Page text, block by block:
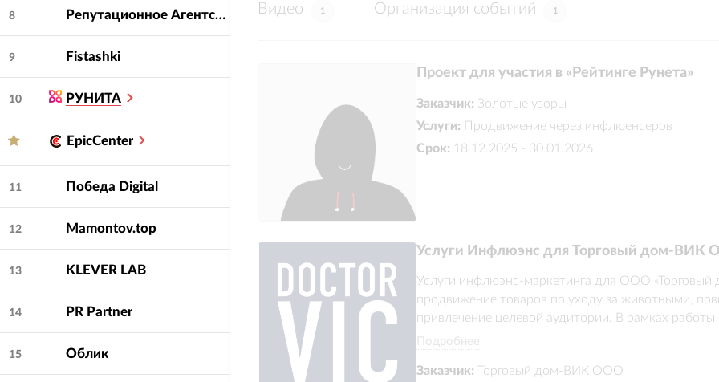
8 Репутационное Агентство Первых
9 Fistashki
10 РУНИТА
EpicCenter
11 Победа Digital
12 Mamontov.top
13 KLEVER LAB
14 PR Partner
15 Облик
Видео 1 Организация событий 1
Проект для участия в «Рейтинге Рунета»
Заказчик: Золотые узоры
Услуги:
Продвижение через инфлюенсеров
Срок: 18.12.2025 - 30.01.2026
Услуги Инфлюэнс для Торговый дом-ВИК
Услуги инфлюэнс-маркетинга для ООО
продвижение товаров по уходу за животными,
привлечение целевой аудитории. В рамках
увеличения интереса к продукции.
Подробнее
Заказчик:
Торговый дом-ВИК ООО